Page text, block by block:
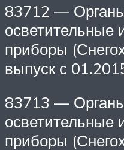
83712 —
осветительные
приборы
выпуск с
83713 —
осветительные
приборы